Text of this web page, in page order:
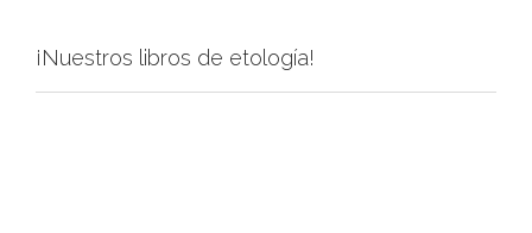
¡Nuestros libros de etología!